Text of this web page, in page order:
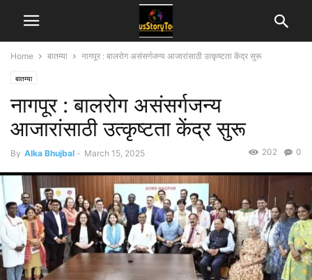
Home बातम्या नागपूर : बालरोग असंसर्गजन्य आजारांसाठी उत्कृष्टता केंद्र सुरू
बातम्या
नागपूर : बालरोग असंसर्गजन्य
आजारांसाठी उत्कृष्टता केंद्र सुरू
By Alka Bhujbal - March 15, 2025 0
202